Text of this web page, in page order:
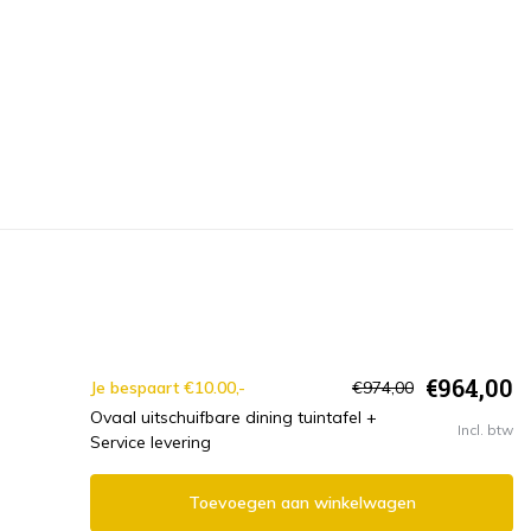
Je bespaart €10.00,- €974,00 €964,00
Ovaal uitschuifbare dining tuintafel +
Service levering
Incl. btw
Toevoegen aan winkelwagen